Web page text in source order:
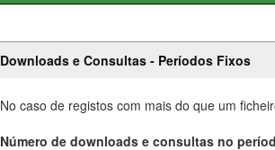
Downloads e Consultas - Períodos Fixos
No caso de registos com mais do que um
Número de downloads e consultas no